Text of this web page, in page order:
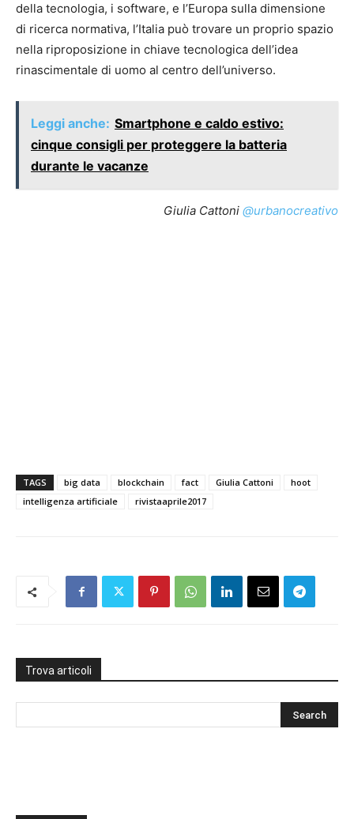
della tecnologia, i software, e l’Europa sulla dimensione
di ricerca normativa, l’Italia può trovare un proprio spazio
nella riproposizione in chiave tecnologica dell’idea
rinascimentale di uomo al centro dell’universo.
Leggi anche: Smartphone e caldo estivo:
cinque consigli per proteggere la batteria
durante le vacanze
Giulia Cattoni @urbanocreativo
TAGS big data blockchain fact Giulia Cattoni
hoot
intelligenza artificiale
rivistaaprile2017
Trova articoli